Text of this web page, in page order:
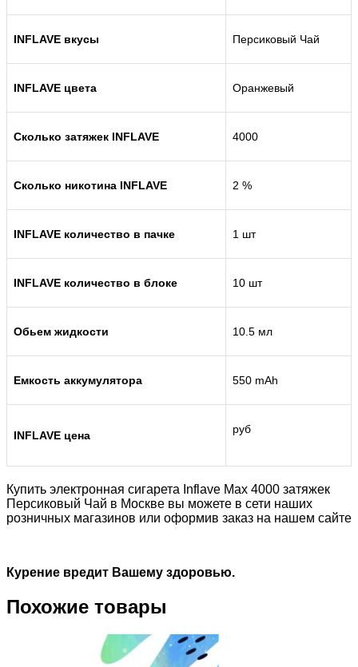
INFLAVE вкусы Персиковый Чай
INFLAVE цвета Оранжевый
Сколько затяжек INFLAVE 4000
Сколько никотина INFLAVE 2 %
INFLAVE количество в пачке 1 шт
INFLAVE количество в блоке 10 шт
Обьем жидкости 10.5 мл
Емкость аккумулятора 550 mAh
INFLAVE цена руб
Купить электронная сигарета Inflave Max 4000 затяжек
Персиковый Чай в Москве вы можете в сети наших
розничных магазинов или оформив заказ на нашем сайте
Курение вредит Вашему здоровью.
Похожие товары